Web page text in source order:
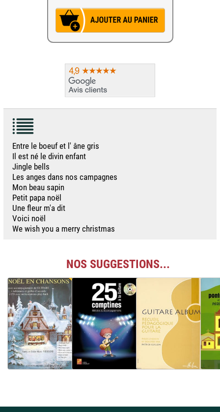
Entre le boeuf et l' âne gris
Il est né le divin enfant
Jingle bells
Les anges dans nos campagnes
Mon beau sapin
Petit papa noël
Une fleur m'a dit
Voici noël
We wish you a merry christmas
NOS SUGGESTIONS...